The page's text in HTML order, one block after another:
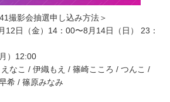
撮影会抽選申し込み方法＞
12日（金）14：00〜8月14日（日） 23：
）12:00
なこ / 伊織もえ / 篠崎こころ / つんこ /
希 / ​​篠原みなみ